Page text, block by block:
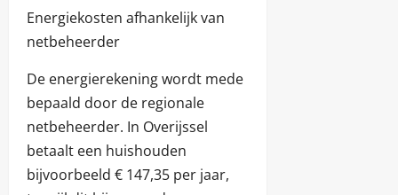
Energiekosten afhankelijk van
netbeheerder
De energierekening wordt mede
bepaald door de regionale
netbeheerder. In Overijssel
betaalt een huishouden
bijvoorbeeld € 147,35 per jaar,